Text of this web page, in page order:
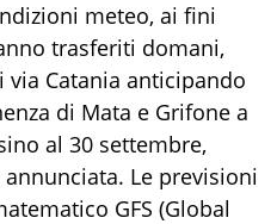
meteo, ai fini
trasferiti domani,
Catania anticipando
di Mata e Grifone a
al 30 settembre,
Le previsioni
GFS (Global